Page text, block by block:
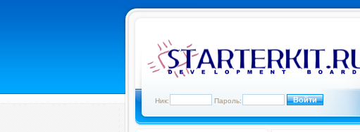
Ник: Пароль: